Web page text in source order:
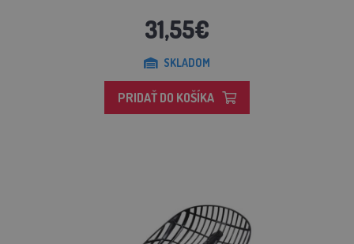
31,55€
SKLADOM
PRIDAŤ DO KOŠÍKA